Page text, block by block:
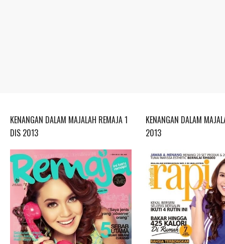
KENANGAN DALAM MAJALAH REMAJA 1
DIS 2013
KENANGAN DALAM
2013